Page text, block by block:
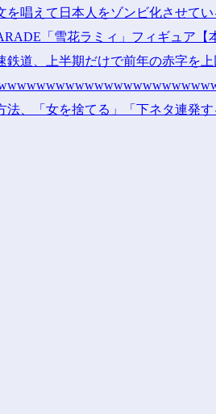
を唱えて日本人をゾンビ化させて
「雪花ラミィ」フィギュア【
鉄道、上半期だけで前年の赤字を上
法、「女を捨てる」「下ネタ連発